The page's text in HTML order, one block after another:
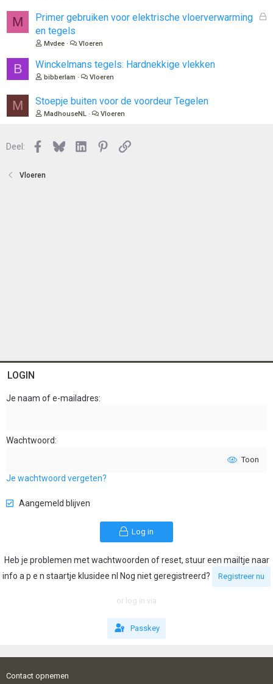
n
l
M
G
Primer gebruiken voor elektrische vloerverwarming
en tegels
Mvdee Vloeren
B Winckelmans tegels: Hardnekkige vlekken
bibberlam Vloeren
M Stoepje buiten voor de voordeur Tegelen
MadhouseNL Vloeren
Deel: Facebook
BlueskyLinkedInPinterest
Link
Vloeren
LOGIN
Je naam of e-mailadres
Wachtwoord
Toon
Je wachtwoord vergeten?
Aangemeld blijven
Log in
Heb je problemen met wachtwoorden of reset, stuur een mailtje naar
info a p e n staartje klusidee nl Nog niet geregistreerd?
Registreer nu
or log in via
Passkey
Contact opnemen